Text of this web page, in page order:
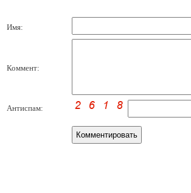
Имя:
Коммент:
Антиспам: